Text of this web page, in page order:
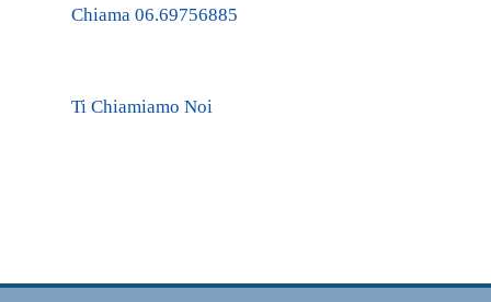
Chiama 06.69756885
Ti Chiamiamo Noi